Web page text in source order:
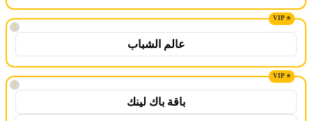
!
عالم الشباب
!
باقة باك لينك